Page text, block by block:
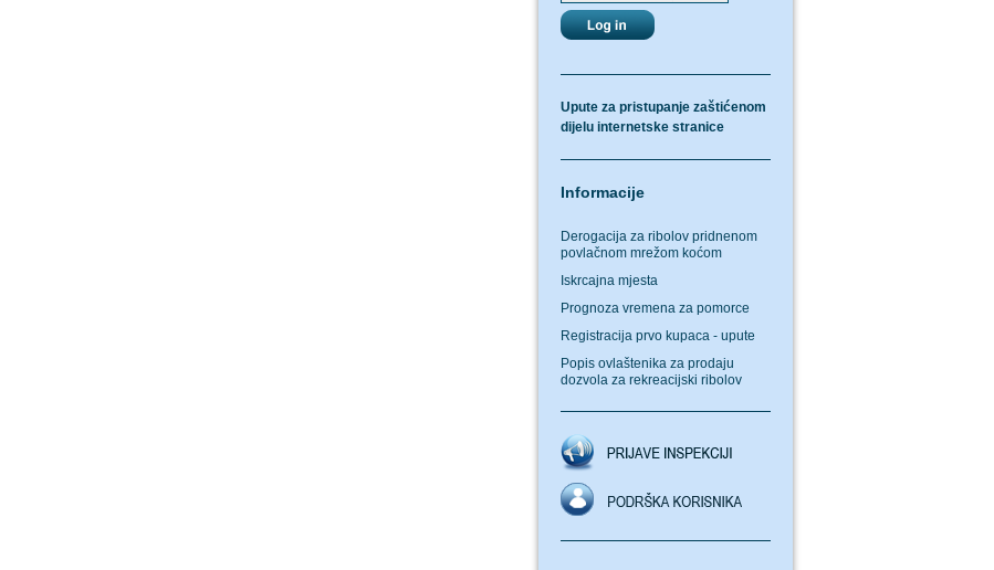
Upute za pristupanje zaštićenom
dijelu internetske stranice
Informacije
Derogacija za ribolov pridnenom
povlačnom mrežom koćom
Iskrcajna mjesta
Prognoza vremena za pomorce
Registracija prvo kupaca - upute
Popis ovlaštenika za prodaju
dozvola za rekreacijski ribolov